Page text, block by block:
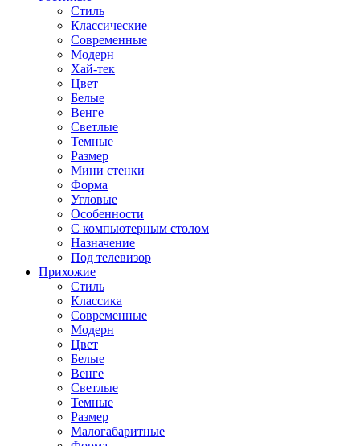
Стиль
Классические
Современные
Модерн
Хай-тек
Цвет
Белые
Венге
Светлые
Темные
Размер
Мини стенки
Форма
Угловые
Особенности
С компьютерным столом
Назначение
Под телевизор
Прихожие
Стиль
Классика
Современные
Модерн
Цвет
Белые
Венге
Светлые
Темные
Размер
Малогабаритные